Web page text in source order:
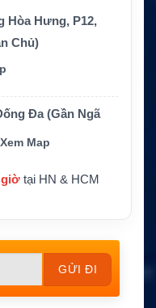
JMNN4024, PM
PMNN4201Li, PMN
PMNN4070
GP338 Plus, GP344, G
GP628 Plus, GP638 Pl
GP688, EX500, E
EX600, PRO5150 Elite,
GL2000, PTX700 Pl
Hòa Hưng, P12,
Chủ)
Đa (Gần Ngã
Xem Map
giờtại HN & HCM
Please